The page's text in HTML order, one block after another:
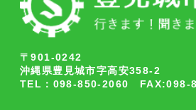
〒901-0242
沖縄県豊見城市字高安358-2
TEL：098-850-2060 FAX:098-